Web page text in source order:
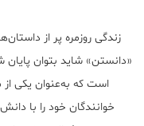
زندگی روزمره پر از
«دانستن» شاید بتوان
است که به‌عنوان یکی از
خوانندگان خود را با